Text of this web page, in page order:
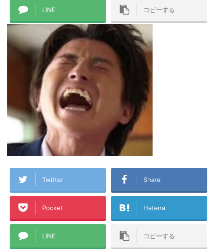
LINE コピーする
Twitter Share
Pocket Hatena
LINE コピーする